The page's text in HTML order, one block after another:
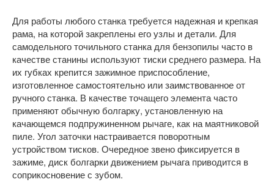
Для работы любого станка требуется надежная и крепкая
рама, на которой закреплены его узлы и детали. Для
самодельного точильного станка для бензопилы часто в
качестве станины используют тиски среднего размера. На
их губках крепится зажимное приспособление,
изготовленное самостоятельно или заимствованное от
ручного станка. В качестве точащего элемента часто
применяют обычную болгарку, установленную на
качающемся подпружиненном рычаге, как на маятниковой
пиле. Угол заточки настраивается поворотным
устройством тисков. Очередное звено фиксируется в
зажиме, диск болгарки движением рычага приводится в
соприкосновение с зубом.